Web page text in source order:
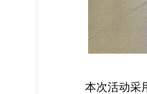
本次活动采用